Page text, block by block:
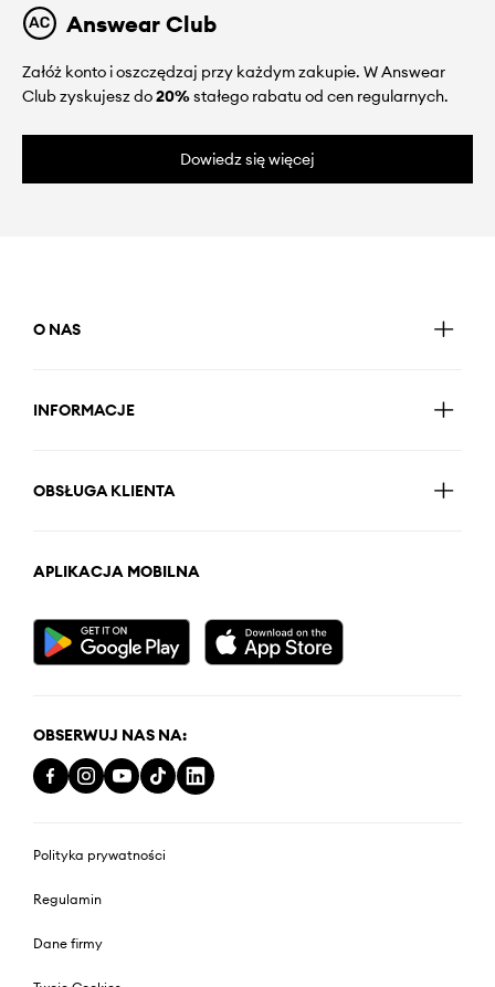
Answear Club
Załóż konto i oszczędzaj przy każdym zakupie. W Answear
Club zyskujesz do20%stałego rabatu od cen regularnych.
Dowiedz się więcej
O NAS
INFORMACJE
OBSŁUGA KLIENTA
APLIKACJA MOBILNA
OBSERWUJ NAS NA:
Polityka prywatności
Regulamin
Dane firmy